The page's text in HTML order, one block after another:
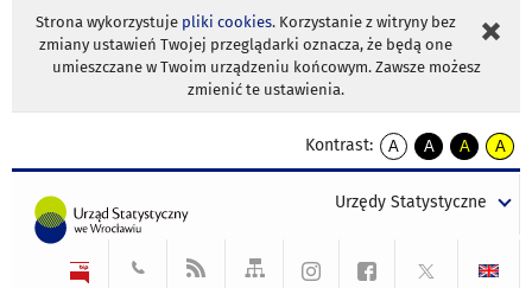
Strona wykorzystuje pliki cookies. Korzystanie z witryny bez
zmiany ustawień Twojej przeglądarki oznacza, że będą one
umieszczane w Twoim urządzeniu końcowym. Zawsze możesz
zmienić te ustawienia.
Kontrast:
A
kontrast
A
kontrast
tekst
czarnym
A
kontrast
tekst
czarnym
A
tekst
żółtym
Urzędy Statystyczne